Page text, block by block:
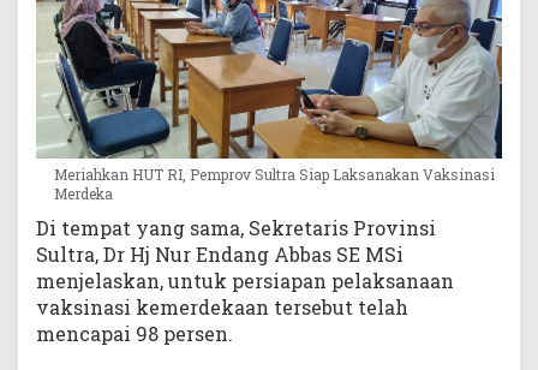
Meriahkan HUT RI, Pemprov Sultra Siap Laksanakan Vaksinasi
Merdeka
Di tempat yang sama, Sekretaris Provinsi
Sultra, Dr Hj Nur Endang Abbas SE MSi
menjelaskan, untuk persiapan pelaksanaan
vaksinasi kemerdekaan tersebut telah
mencapai 98 persen.